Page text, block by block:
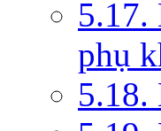
5.17.
phụ
5.18.